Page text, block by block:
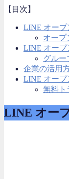
【目次】
LINE オープ
オープ
LINE オープ
グル
企業の活用
LINE オープ
無料ト
LINE オー